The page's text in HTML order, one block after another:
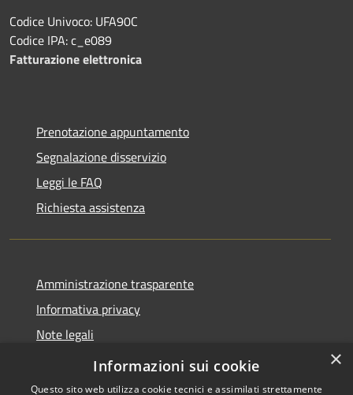
Codice Univoco: UFA90C
Codice IPA: c_e089
Fatturazione elettronica
Prenotazione appuntamento
Segnalazione disservizio
Leggi le FAQ
Richiesta assistenza
Amministrazione trasparente
Informativa privacy
Note legali
Dichiarazione di accessibilità
×
Informazioni sui cookie
Questo sito web utilizza cookie tecnici e assimilati strettamente